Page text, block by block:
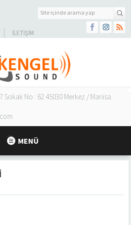
İLETIŞIM
Sokak No : 62 45030 Merkez / Manisa
MENÜ